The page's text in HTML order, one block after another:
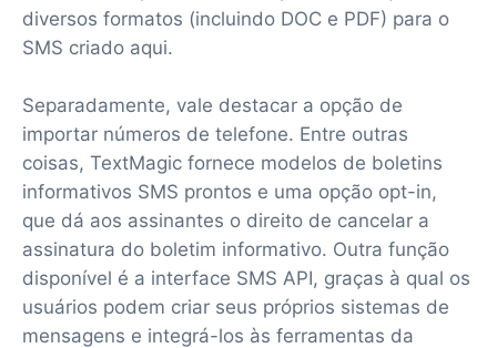
diversos formatos (incluindo DOC e PDF) para o
SMS criado aqui.
Separadamente, vale destacar a opção de
importar números de telefone. Entre outras
coisas, TextMagic fornece modelos de boletins
informativos SMS prontos e uma opção opt-in,
que dá aos assinantes o direito de cancelar a
assinatura do boletim informativo. Outra função
disponível é a interface SMS API, graças à qual os
usuários podem criar seus próprios sistemas de
mensagens e integrá-los às ferramentas da